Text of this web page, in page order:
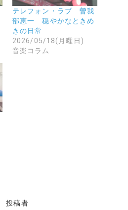
テレフォン・ラブ 曽我
部恵一 穏やかなときめ
きの日常
2026/05/18(月曜日)
音楽コラム
投稿者